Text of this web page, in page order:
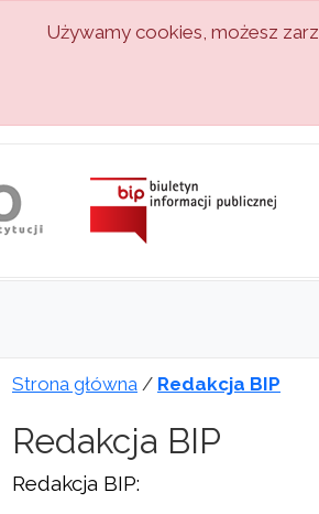
Używamy cookies, możesz
Strona główna / Redakcja BIP
Redakcja BIP
Redakcja BIP: